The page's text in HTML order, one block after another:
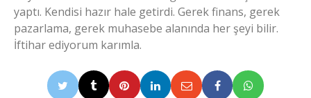
yaptı. Kendisi hazır hale getirdi. Gerek finans, gerek
pazarlama, gerek muhasebe alanında her şeyi bilir.
İftihar ediyorum karımla.